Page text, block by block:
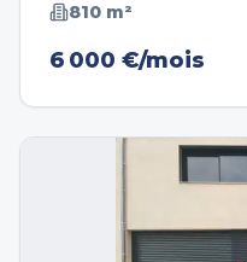
810 m²
6 000 €/mois